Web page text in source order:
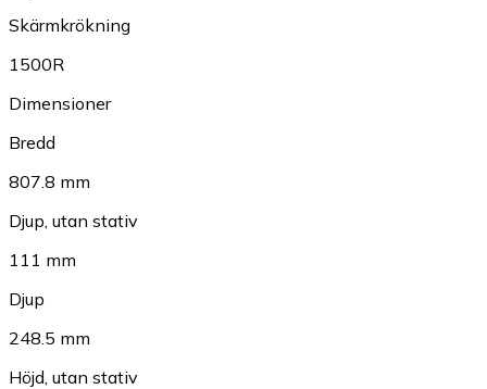
Skärmkrökning
1500R
Dimensioner
Bredd
807.8 mm
Djup, utan stativ
111 mm
Djup
248.5 mm
Höjd, utan stativ